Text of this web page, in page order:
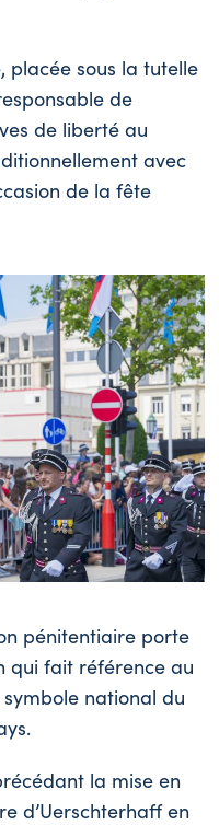
placée sous la tutelle
de
de liberté au
avec
de la fête
pénitentiaire porte
qui fait référence au
national du
la mise en
d’Uerschterhaff en